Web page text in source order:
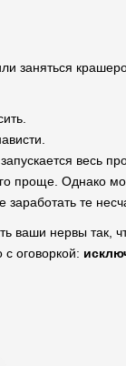
заняться
весь
проще. Однако
те
ваши нервы так,
оговоркой: